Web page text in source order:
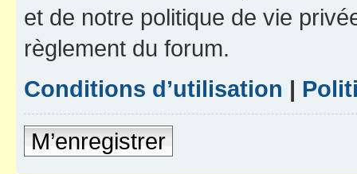
et de notre politique de vie
règlement du forum.
Conditions d’utilisation |
M’enregistrer